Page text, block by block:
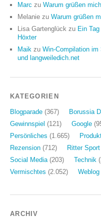
Marc zu Warum grüßen
Melanie zu Warum grüßen
Lisa Gartenglück zu Ein
Höxter
Maik zu Win-Compilation im
und langweiledich.net
KATEGORIEN
Blogparade (367) Borussia
Gewinnspiel (121) Google
Persönliches (1.665)
Rezension (712) Ritter Sport
Social Media (203) Technik
Vermischtes (2.052) Weblog
ARCHIV